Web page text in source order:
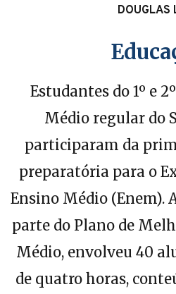
DOUGLAS
Estudantes do 1º e
Médio regular do
participaram da
preparatória para o
Ensino Médio (Enem).
parte do Plano de
Médio, envolveu 40
de quatro horas,